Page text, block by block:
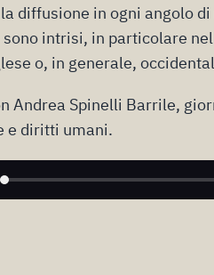
diffusione in ogni angolo
intrisi, in particolare
o, in generale,
Andrea Spinelli Barrile,
e diritti umani.